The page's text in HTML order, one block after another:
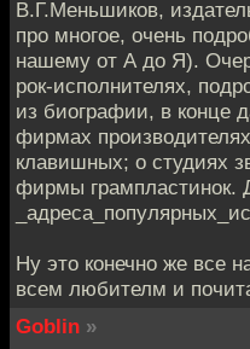
В.Г.Меньшиков,
про многое, очень
нашему от А до Я).
рок-исполнителях,
из биографии, в конце
фирмах
клавишных; о студиях
фирмы грампластинок.
Ну это конечно же все
всем любителм и
Goblin »